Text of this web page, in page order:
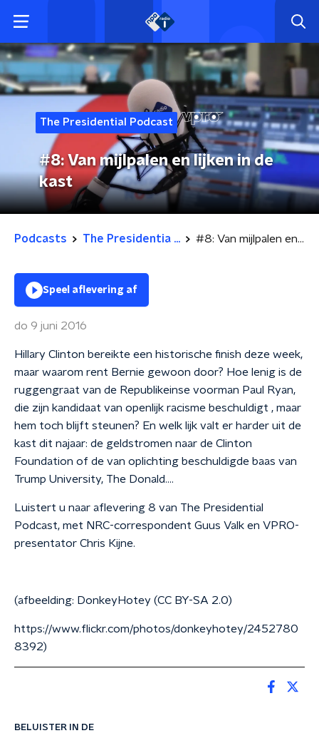
The Presidential Podcast
#8: Van mijlpalen en lijken in de
kast
Podcasts The Presidentia ... #8: Van mijlpalen en lijken in de kast
BELUISTER IN DE
Speel aflevering af
do 9 juni 2016
Hillary Clinton bereikte een historische finish deze week,
maar waarom rent Bernie gewoon door? Hoe lenig is de
ruggengraat van de Republikeinse voorman Paul Ryan,
die zijn kandidaat van openlijk racisme beschuldigt , maar
hem toch blijft steunen? En welk lijk valt er harder uit de
kast dit najaar: de geldstromen naar de Clinton
Foundation of de van oplichting beschuldigde baas van
Trump University, The Donald….
Luistert u naar aflevering 8 van The Presidential
Podcast, met NRC-correspondent Guus Valk en VPRO-
presentator Chris Kijne.
(afbeelding: DonkeyHotey (CC BY-SA 2.0)
https://www.flickr.com/photos/donkeyhotey/2452780
8392)